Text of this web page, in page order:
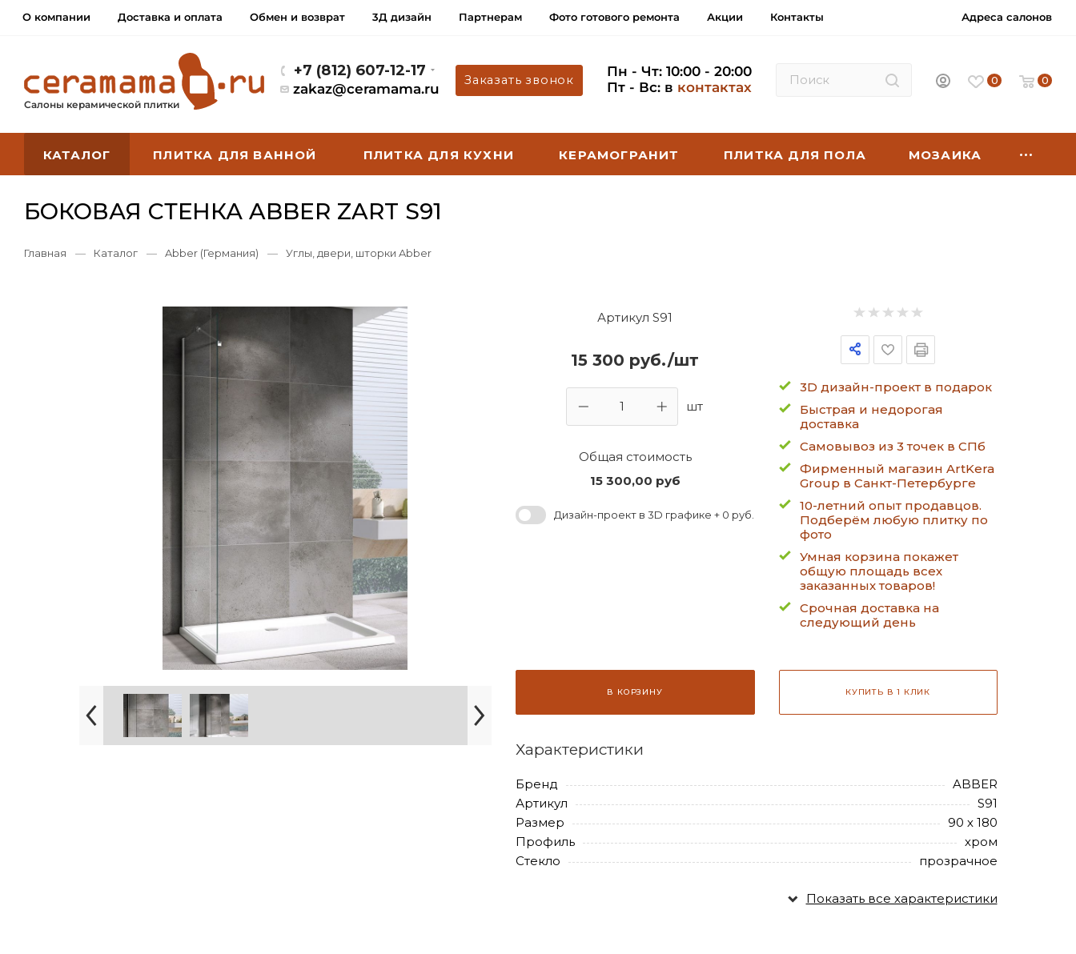
О компании Доставка и оплата Обмен и возврат 3Д дизайн Партнерам Фото готового ремонта Акции Контакты Адреса салонов
Салоны керамической плитки
+7 (812) 607-12-17
zakaz@ceramama.ru
Заказать звонок
Пн - Чт: 10:00 - 20:00
Пт - Вс: в контактах 0 0
КАТАЛОГ ПЛИТКА ДЛЯ ВАННОЙ ПЛИТКА ДЛЯ КУХНИ КЕРАМОГРАНИТ ПЛИТКА ДЛЯ ПОЛА МОЗАИКА
БОКОВАЯ СТЕНКА ABBER ZART S91
Главная — Каталог — Abber (Германия) — Углы, двери, шторки Abber
Артикул S91
15 300 руб./шт
шт
Общая стоимость
15 300,00 руб
Дизайн-проект в 3D графике + 0 руб.
3D дизайн-проект в подарок
Быстрая и недорогая
доставка
Самовывоз из 3 точек в СПб
Фирменный магазин ArtKera
Group в Санкт-Петербурге
10-летний опыт продавцов.
Подберём любую плитку по
фото
Умная корзина покажет
общую площадь всех
заказанных товаров!
Срочная доставка на
следующий день
В КОРЗИНУ КУПИТЬ В 1 КЛИК
Характеристики
Бренд
ABBER
Артикул
S91
Размер
90 х 180
Профиль
хром
Стекло
прозрачное
Показать все характеристики